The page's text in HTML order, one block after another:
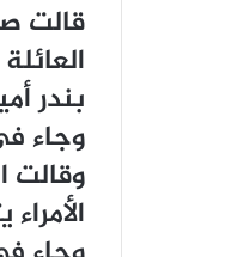
ﻗﺎﻟﺖ
ﺑﻨﺪﺭ
ﻭﺟﺎﺀ
ﻭﻗﺎﻟﺖ